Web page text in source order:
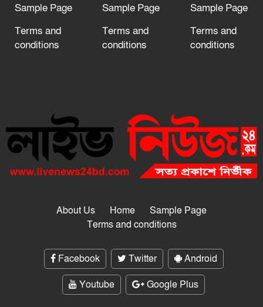
Sample Page
Terms and
conditions
Sample Page
Terms and
conditions
Sample Page
Terms and
conditions
About Us Home
Sample Page
Terms and conditions
Facebook Twitter
Android
Youtube
Google Plus